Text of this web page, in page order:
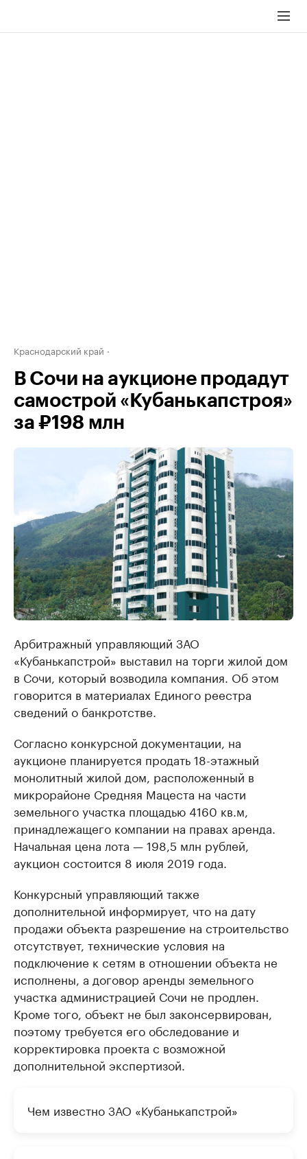
Краснодарский край
В Сочи на аукционе продадут
самострой «Кубанькапстроя»
за ₽198 млн
Арбитражный управляющий ЗАО
«Кубанькапстрой» выставил на торги жилой дом
в Сочи, который возводила компания. Об этом
говорится в материалах Единого реестра
сведений о банкротстве.
Согласно конкурсной документации, на
аукционе планируется продать 18-этажный
монолитный жилой дом, расположенный в
микрорайоне Средняя Мацеста на части
земельного участка площадью 4160 кв.м,
принадлежащего компании на правах аренда.
Начальная цена лота — 198,5 млн рублей,
аукцион состоится 8 июля 2019 года.
Конкурсный управляющий также
дополнительной информирует, что на дату
продажи объекта разрешение на строительство
отсутствует, технические условия на
подключение к сетям в отношении объекта не
исполнены, а договор аренды земельного
участка администрацией Сочи не продлен.
Кроме того, объект не был законсервирован,
поэтому требуется его обследование и
корректировка проекта с возможной
дополнительной экспертизой.
Чем известно ЗАО «Кубанькапстрой»